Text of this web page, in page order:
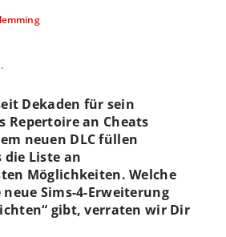
Dekaden für sein
Repertoire an Cheats
neuen DLC füllen
die Liste an
Möglichkeiten. Welche
Sims-4-Erweiterung
gibt, verraten wir Dir